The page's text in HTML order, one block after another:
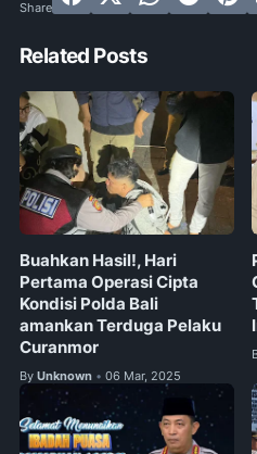
Related Posts
Buahkan Hasil!, Hari
Pertama Operasi Cipta
Kondisi Polda Bali
amankan Terduga Pelaku
Curanmor
By Unknown • 06 Mar, 2025